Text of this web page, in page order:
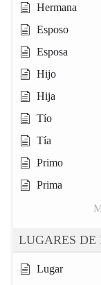
Hermana
Esposo
Esposa
Hijo
Hija
Tío
Tía
Primo
Prima
LUGARES DE
Lugar